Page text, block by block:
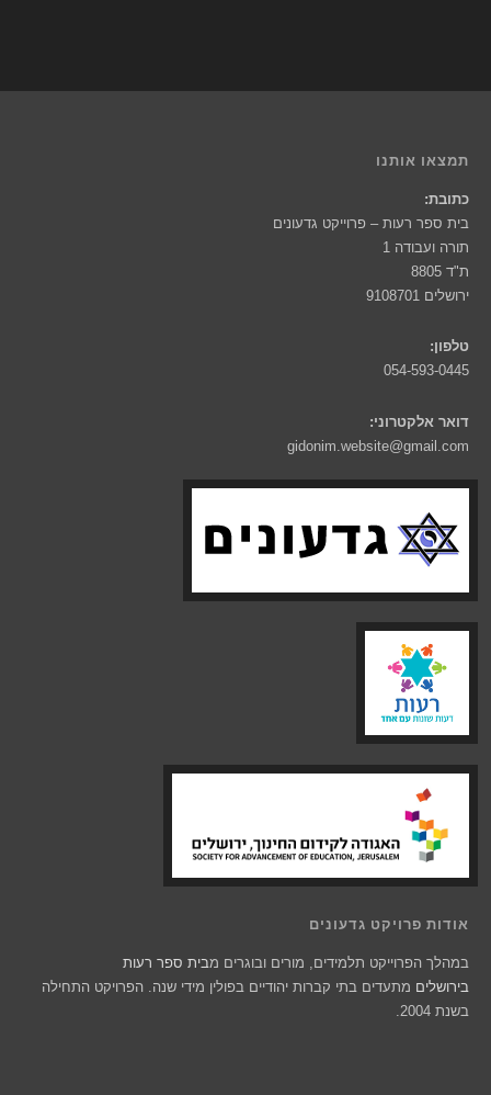
תמצאו אותנו
כתובת:
בית ספר רעות – פרוייקט גדעונים
תורה ועבודה 1
ת"ד 8805
ירושלים 9108701
טלפון:
054-593-0445
דואר אלקטרוני:
gidonim.website@gmail.com
אודות פרויקט גדעונים
במהלך הפרוייקט תלמידים, מורים ובוגרים מבית ספר רעות
בירושלים מתעדים בתי קברות יהודיים בפולין מידי שנה. הפרויקט התחילה
בשנת 2004.